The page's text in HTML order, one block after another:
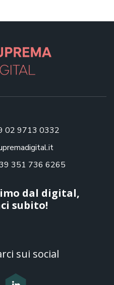
02 9713 0332
351 736 6265
dal digital,
subito!
sui social